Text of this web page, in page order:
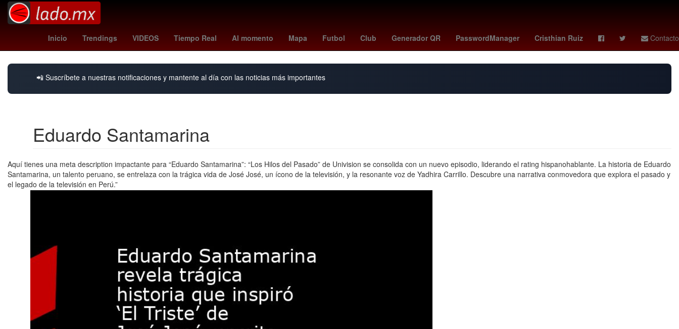
Inicio Trendings VIDEOS Tiempo Real Al momento Mapa Futbol Club Generador QR PasswordManager Cristhian Ruiz Contacto
Valor toluca vs santos Rosario Perú Dólar estadounidense China nacionalidad estadounidense Venezolanos Colombia christian ebere
📲 Suscríbete a nuestras notificaciones y mantente al día con las noticias más importantes
Eduardo Santamarina
Aquí tienes una meta description impactante para “Eduardo Santamarina”: “Los Hilos del Pasado” de Univision se consolida con un nuevo episodio, liderando el rating hispanohablante. La historia de Eduardo
Santamarina, un talento peruano, se entrelaza con la trágica vida de José José, un ícono de la televisión, y la resonante voz de Yadhira Carrillo. Descubre una narrativa conmovedora que explora el pasado y
el legado de la televisión en Perú.”